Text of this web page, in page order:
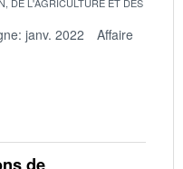
janv. 2022
Affaire